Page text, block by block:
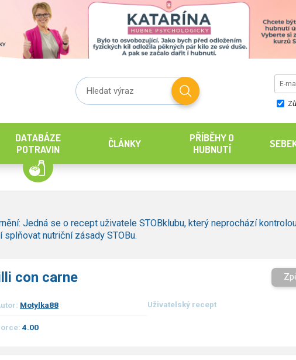
DATABÁZE
POTRAVIN
ČLÁNKY
PŘÍBĚHY O
HUBNUTÍ
Jedná se o recept uživatele STOBklubu, který neprochází
splňovat nutriční zásady STOBu.
con carne
Motylka88 Uživatelský recept
4.00